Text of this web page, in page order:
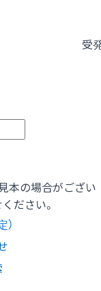
受
本の場合がござい
ださい。